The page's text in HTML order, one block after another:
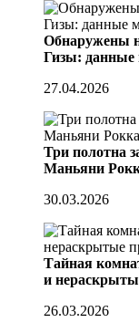
Обнаружены
Гизы: данные
27.04.2026
Три полотна
Маньяни
30.03.2026
Тайная
и
26.03.2026